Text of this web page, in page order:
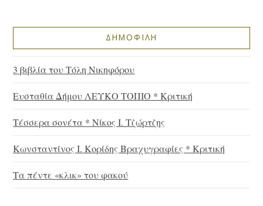
ΔΗΜΟΦΙΛΗ
3 βιβλία του Τόλη Νικηφόρου
Ευσταθία Δήμου ΛΕΥΚΟ ΤΟΠΙΟ * Κριτική
Τέσσερα σονέτα * Νίκος Ι. Τζώρτζης
Κωνσταντίνος Ι. Κορίδης Βραχυγραφίες * Κριτική
Τα πέντε «κλικ» του φακού